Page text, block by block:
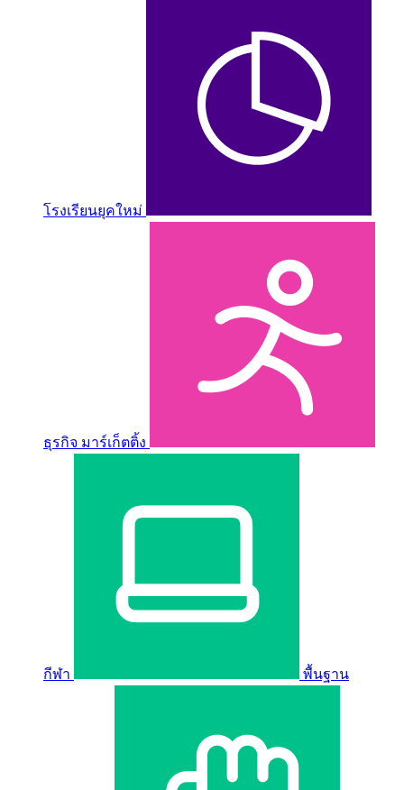
โรงเรียนยุคใหม่
ธุรกิจ มาร์เก็ตติ้ง
กีฬา พื้นฐาน